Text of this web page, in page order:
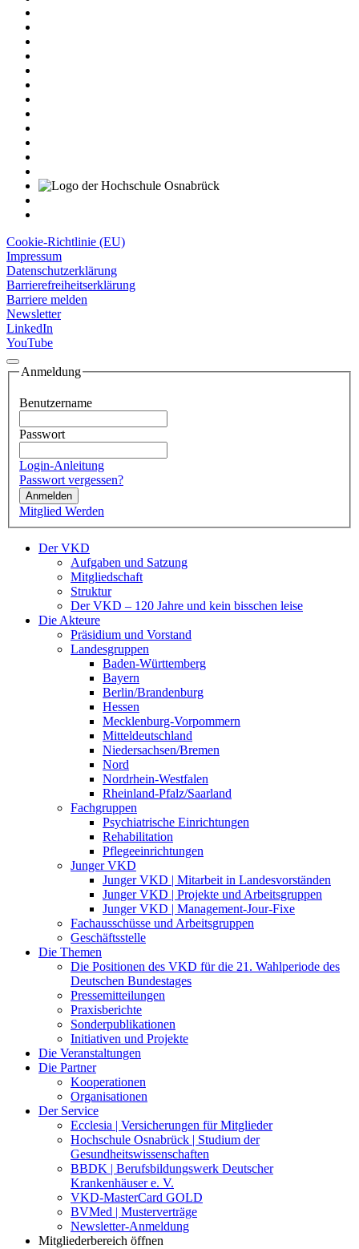
Cookie-Richtlinie (EU)
Impressum
Datenschutzerklärung
Barrierefreiheitserklärung
Barriere melden
Newsletter
LinkedIn
YouTube
Anmeldung
Benutzername
Passwort
Login-Anleitung
Passwort vergessen?
Anmelden
Mitglied Werden
Der VKD
Aufgaben und Satzung
Mitgliedschaft
Struktur
Der VKD – 120 Jahre und kein bisschen leise
Die Akteure
Präsidium und Vorstand
Landesgruppen
Baden-Württemberg
Bayern
Berlin/Brandenburg
Hessen
Mecklenburg-Vorpommern
Mitteldeutschland
Niedersachsen/Bremen
Nord
Nordrhein-Westfalen
Rheinland-Pfalz/Saarland
Fachgruppen
Psychiatrische Einrichtungen
Rehabilitation
Pflegeeinrichtungen
Junger VKD
Junger VKD | Mitarbeit in Landesvorständen
Junger VKD | Projekte und Arbeitsgruppen
Junger VKD | Management-Jour-Fixe
Fachausschüsse und Arbeitsgruppen
Geschäftsstelle
Die Themen
Die Positionen des VKD für die 21. Wahlperiode des
Deutschen Bundestages
Pressemitteilungen
Praxisberichte
Sonderpublikationen
Initiativen und Projekte
Die Veranstaltungen
Die Partner
Kooperationen
Organisationen
Der Service
Ecclesia | Versicherungen für Mitglieder
Hochschule Osnabrück | Studium der
Gesundheitswissenschaften
BBDK | Berufsbildungswerk Deutscher
Krankenhäuser e. V.
VKD-MasterCard GOLD
BVMed | Musterverträge
Newsletter-Anmeldung
Mitgliederbereich öffnen